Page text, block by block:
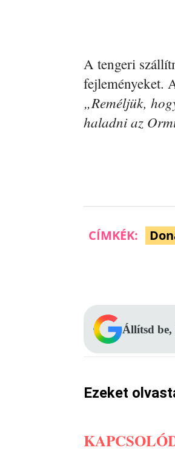
A tengeri
fejleményeket.
„Reméljük,
haladni az
CÍMKÉK:
Állítsd be,
Ezeket